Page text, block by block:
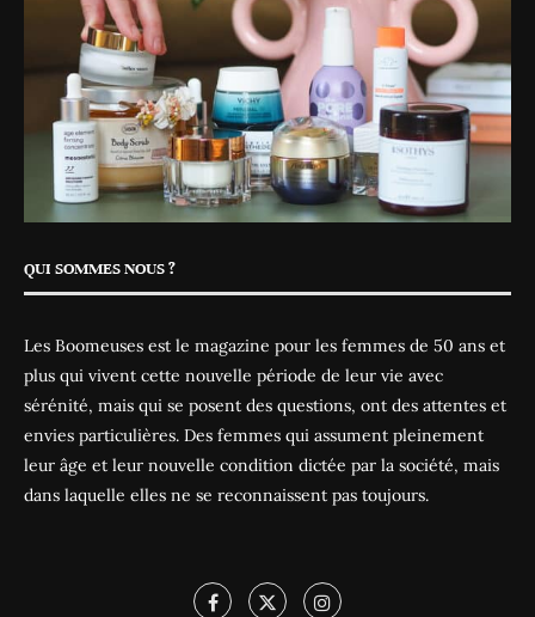
QUI SOMMES NOUS ?
Les Boomeuses est le magazine pour les femmes de 50 ans et
plus qui vivent cette nouvelle période de leur vie avec
sérénité, mais qui se posent des questions, ont des attentes et
envies particulières. Des femmes qui assument pleinement
leur âge et leur nouvelle condition dictée par la société, mais
dans laquelle elles ne se reconnaissent pas toujours.